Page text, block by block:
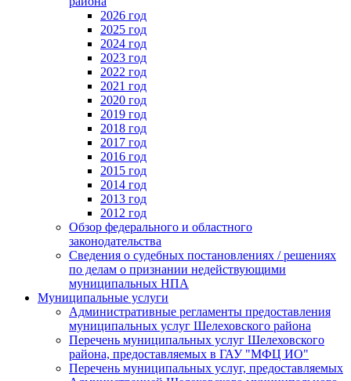
2026 год
2025 год
2024 год
2023 год
2022 год
2021 год
2020 год
2019 год
2018 год
2017 год
2016 год
2015 год
2014 год
2013 год
2012 год
Обзор федерального и областного
законодательства
Сведения о судебных постановлениях / решениях
по делам о признании недействующими
муниципальных НПА
Муниципальные услуги
Административные регламенты предоставления
муниципальных услуг Шелеховского района
Перечень муниципальных услуг Шелеховского
района, предоставляемых в ГАУ "МФЦ ИО"
Перечень муниципальных услуг, предоставляемых